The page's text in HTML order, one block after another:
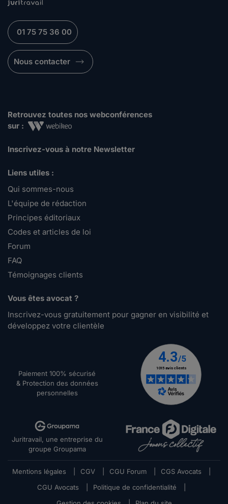
01 75 75 36 00
Nous contacter
Retrouvez toutes nos webconférences
sur :
Inscrivez-vous à notre Newsletter
Liens utiles :
Qui sommes-nous
L'équipe de rédaction
Principes éditoriaux
Codes et articles de loi
Forum
FAQ
Témoignages clients
Vous êtes avocat ?
Inscrivez-vous gratuitement pour gagner en visibilité et
développez votre clientèle
Paiement 100% sécurisé
& Protection des données
personnelles
Juritravail, une entreprise du
groupe Groupama
Mentions légales CGV CGU Forum CGS Avocats
CGU Avocats
Politique de confidentialité